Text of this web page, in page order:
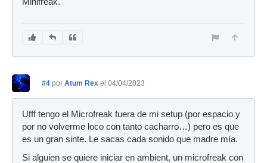
#4 por Atum Rex el 04/04/2023
Ufff tengo el Microfreak fuera de mi setup (por espacio y
por no volverme loco con tanto cacharro…) pero es que
es un gran sinte. Le sacas cada sonido que madre mía.
Si alguien se quiere iniciar en ambient, un microfreak con